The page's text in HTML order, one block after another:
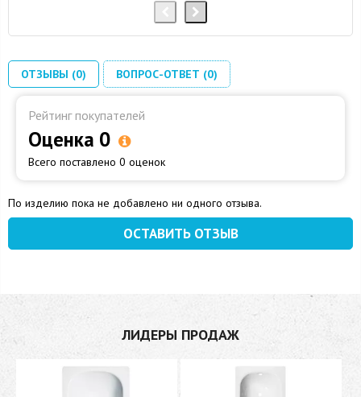
ОТЗЫВЫ (0) ВОПРОС-ОТВЕТ (0)
Рейтинг покупателей
Оценка 0
Всего поставлено 0 оценок
По изделию пока не добавлено ни одного отзыва.
ОСТАВИТЬ ОТЗЫВ
ЛИДЕРЫ ПРОДАЖ